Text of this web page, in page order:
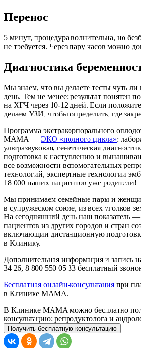
Перенос
5 минут, процедура волнительна, но
не требуется. Через пару часов можно
Диагностика
Мы знаем, что вы делаете тесты чуть
день. Тем не менее: результат понятен
на ХГЧ через 10-12 дней. Если
делаем УЗИ, чтобы определить, где
Программа экстракорпорального
МАМА — ЭКО «полного цикла»:
ультразвуковая, генетическая
подготовка к наступлению и
все возможности вспомогательных
технологий, экспертные технологии
18 000 наших пациентов уже родители!
Мы принимаем семейные пары и
в супружеском союзе, из всех уголков
На сегодняшний день наш показатель
пациентов из других городов и стран
включающий дистанционную
в Клинику.
Дополнительная информация и запись
34 26, 8 800 550 05 33 бесплатный
Бесплатная онлайн-консультация при
в Клинике МАМА.
В Клинике МАМА можно бесплатно
консультацию: репродуктолога и
Получить бесплатную консультацию